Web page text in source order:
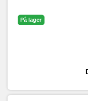
På lager